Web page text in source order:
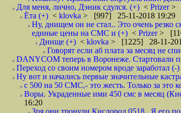
Для меня, лично, Дэник сдулся. (+) < Prizer>
Ёта (+) < klovka > [997] 25-11-2018 19:29
Ну, днищем он не стал.. Это очень резко
единые цены на СМС и (+) < Prizer>
Днище (+) < klovka > [1225] 28-11-
Говорят если аб плата за месяц не
DANYCOM теперь в Воронеже. Стартовали
Переход со своим номером вроде заработал
Ну вот и начались первые значительные
с 500 на 50 СМС,- это жесть. Только за это
Воры. Украденные ими 450 смс в месяц
16:20
Зря они тронули Кислород 0518.. Я его